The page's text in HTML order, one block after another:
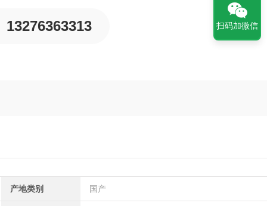
13276363313
产地类别 国产
扫码加微信